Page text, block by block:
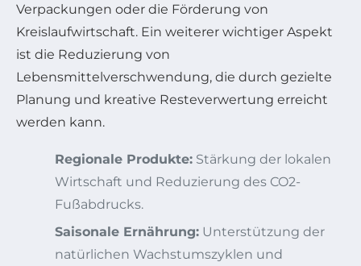
Verpackungen oder die Förderung von
Kreislaufwirtschaft. Ein weiterer wichtiger Aspekt
ist die Reduzierung von
Lebensmittelverschwendung, die durch gezielte
Planung und kreative Resteverwertung erreicht
werden kann.
Regionale Produkte: Stärkung der lokalen
Wirtschaft und Reduzierung des CO2-
Fußabdrucks.
Saisonale Ernährung: Unterstützung der
natürlichen Wachstumszyklen und